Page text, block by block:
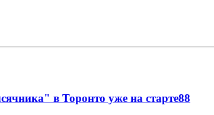
в Торонто уже на старте88